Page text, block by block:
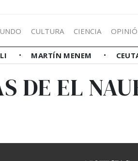
CULTURA CIENCIA
MARTÍN MENEM
DE EL